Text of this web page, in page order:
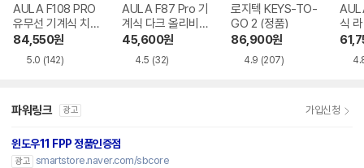
AULA F108 PRO
유무선 기계식 치즈
화이트 한글
84,550원
5.0 (142)
AULA F87 Pro 기
계식 다크 올리비아
한글
45,600원
4.5 (32)
로지텍 KEYS-TO-
GO 2 (정품)
86,900원
4.9 (207)
식
파워링크 광고 가입신청
윈도우11 FPP 정품인증점
광고
smartstore.naver.com/sbcore